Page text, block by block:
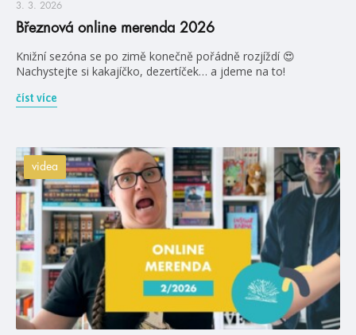
3. 3. 2026
Březnová online merenda 2026
Knižní sezóna se po zimě konečně pořádně rozjíždí 😍
Nachystejte si kakajíčko, dezertíček… a jdeme na to!
číst více
videa